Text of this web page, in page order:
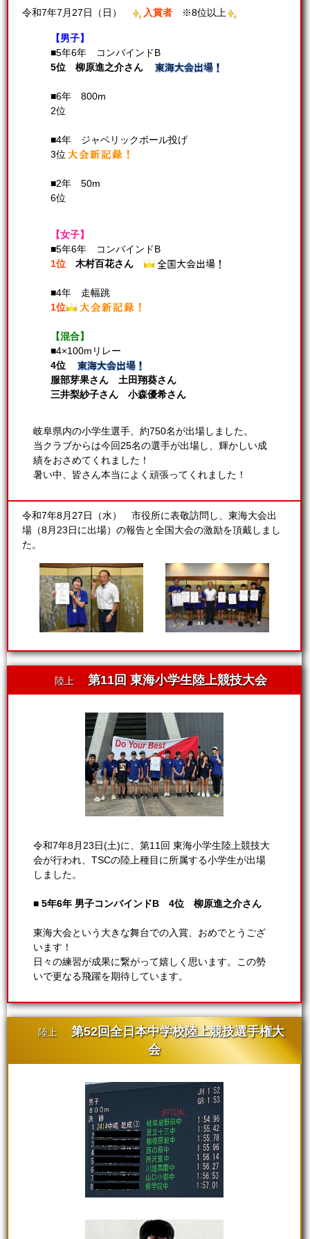
令和7年7月27日（日） 入賞者 ※8位以上
【男子】
■5年6年 コンバインドB
5位 柳原進之介さん
■6年 800m
2位
■4年 ジャベリックボール投げ
3位
■2年 50m
6位
【女子】
■5年6年 コンバインドB
1位
木村百花さん
■4年 走幅跳
1位
【混合】
■4×100mリレー
4位
服部芽果さん 土田翔葵さん
三井梨紗子さん 小森優希さん
岐阜県内の小学生選手、約750名が出場しました。
当クラブからは今回25名の選手が出場し、輝かしい成
績をおさめてくれました！
暑い中、皆さん本当によく頑張ってくれました！
令和7年8月27日（水） 市役所に表敬訪問し、東海大会出
場（8月23日に出場）の報告と全国大会の激励を頂戴しまし
た。
陸上 第11回 東海小学生陸上競技大会
令和7年8月23日(土)に、第11回 東海小学生陸上競技大
会が行われ、TSCの陸上種目に所属する小学生が出場
しました。
■ 5年6年 男子コンバインドB 4位 柳原進之介さん
東海大会という大きな舞台での入賞、おめでとうござ
います！
日々の練習が成果に繋がって嬉しく思います。この勢
いで更なる飛躍を期待しています。
陸上
第52回全日本中学校陸上競技選手権大
会